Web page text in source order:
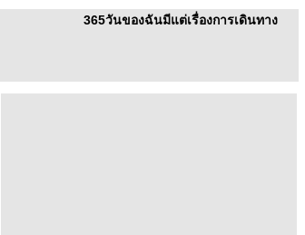
365วันของฉันมีแต่เรื่องการเดินทาง